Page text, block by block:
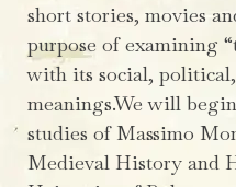
short stories, movies
purpose of examining
with its social,
meanings.We will
studies of Massimo
Medieval History and